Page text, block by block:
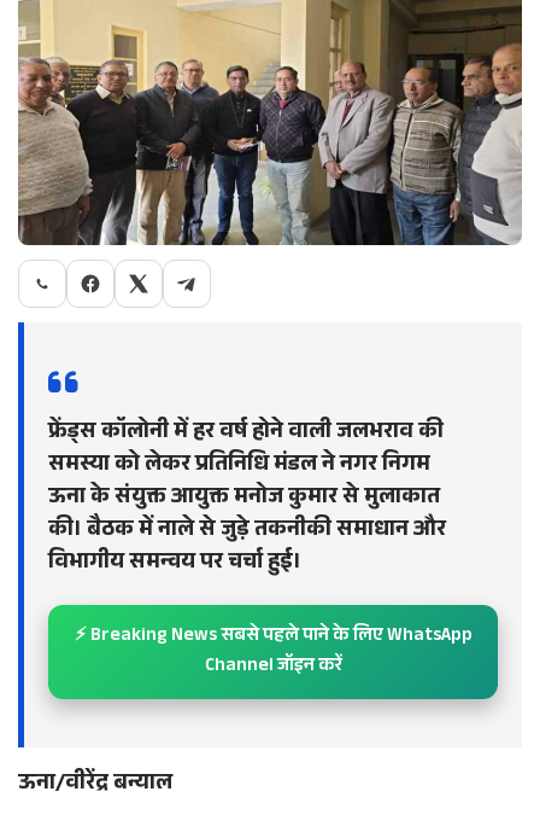
फ्रेंड्स कॉलोनी में हर वर्ष होने वाली जलभराव की
समस्या को लेकर प्रतिनिधि मंडल ने नगर निगम
ऊना के संयुक्त आयुक्त मनोज कुमार से मुलाकात
की। बैठक में नाले से जुड़े तकनीकी समाधान और
विभागीय समन्वय पर चर्चा हुई।
⚡ Breaking News सबसे पहले पाने के लिए WhatsApp
Channel जॉइन करें
ऊना/वीरेंद्र बन्याल